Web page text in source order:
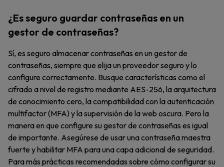
¿Es seguro guardar contraseñas en un
gestor de contraseñas?
Sí, es seguro almacenar contraseñas en un gestor de
contraseñas, siempre que elija un proveedor seguro y lo
configure correctamente. Busque características como el
cifrado a nivel de registro mediante AES-256, la arquitectura
de conocimiento cero, la compatibilidad con la autenticación
multifactor (MFA) y la supervisión de la web oscura. Pero la
manera en que configure su gestor de contraseñas es igual
de importante. Asegúrese de usar una contraseña maestra
fuerte y habilitar MFA para una capa adicional de seguridad.
Para más prácticas recomendadas sobre cómo configurar su